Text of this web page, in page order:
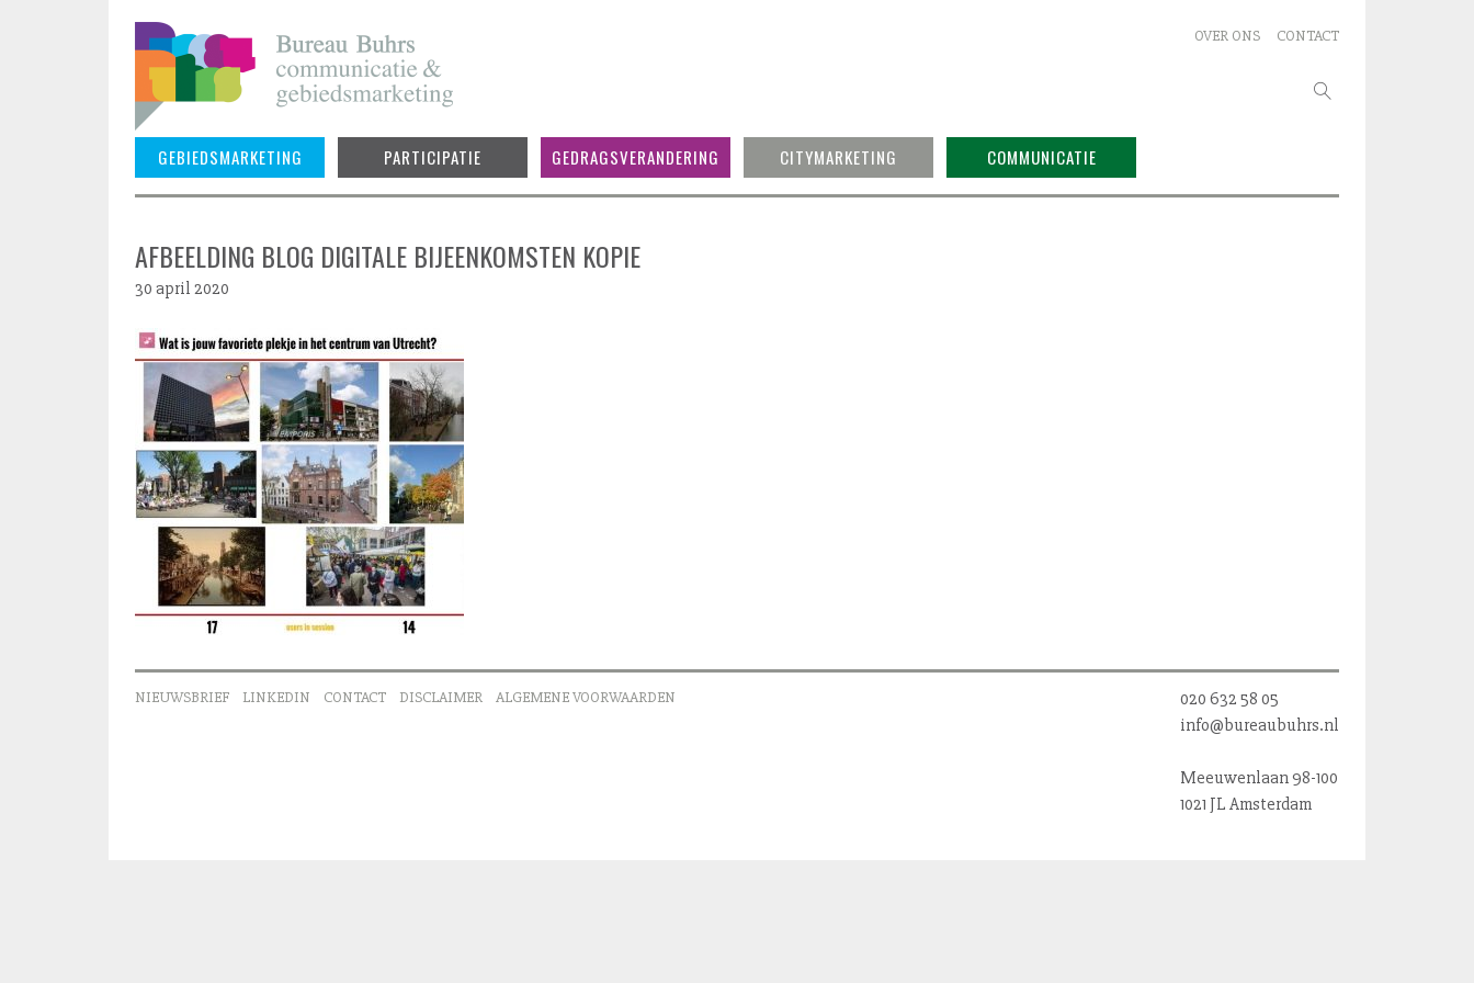
Skip
to
content
OVER ONS CONTACT
GEBIEDSMARKETING PARTICIPATIE GEDRAGSVERANDERING CITYMARKETING COMMUNICATIE
AFBEELDING BLOG DIGITALE BIJEENKOMSTEN KOPIE
30 april 2020
020 632 58 05
info@bureaubuhrs.nl
Meeuwenlaan 98-100
1021 JL Amsterdam
NIEUWSBRIEF LINKEDIN CONTACT DISCLAIMER ALGEMENE VOORWAARDEN